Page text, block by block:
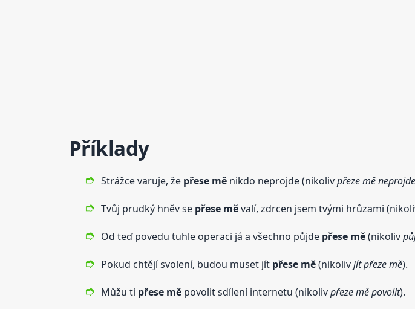
Příklady
Strážce varuje, že přese měnikdo neprojde (nikolivpřeze mě neprojde
Tvůj prudký hněv se přese měvalí, zdrcen jsem tvými hrůzami
Od teď povedu tuhle operaci já a všechno půjde přese mě(nikoliv
Pokud chtějí svolení, budou muset jít přese mě(nikolivjít přeze mě).
Můžu ti přese měpovolit sdílení internetu (nikolivpřeze mě povolit).